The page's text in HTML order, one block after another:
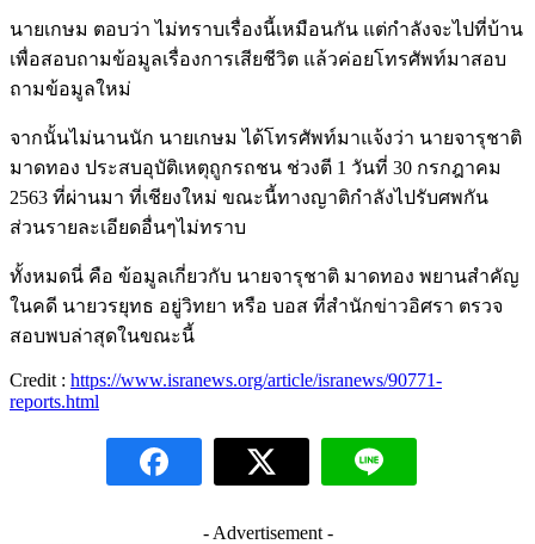
นายเกษม ตอบว่า ไม่ทราบเรื่องนี้เหมือนกัน แต่กำลังจะไปที่บ้าน
เพื่อสอบถามข้อมูลเรื่องการเสียชีวิต แล้วค่อยโทรศัพท์มาสอบ
ถามข้อมูลใหม่
จากนั้นไม่นานนัก นายเกษม ได้โทรศัพท์มาแจ้งว่า นายจารุชาติ
มาดทอง ประสบอุบัติเหตุถูกรถชน ช่วงตี 1 วันที่ 30 กรกฎาคม
2563 ที่ผ่านมา ที่เชียงใหม่ ขณะนี้ทางญาติกำลังไปรับศพกัน
ส่วนรายละเอียดอื่นๆไม่ทราบ
ทั้งหมดนี่ คือ ข้อมูลเกี่ยวกับ นายจารุชาติ มาดทอง พยานสำคัญ
ในคดี นายวรยุทธ อยู่วิทยา หรือ บอส ที่สำนักข่าวอิศรา ตรวจ
สอบพบล่าสุดในขณะนี้
Credit : https://www.isranews.org/article/isranews/90771-
reports.html
- Advertisement -